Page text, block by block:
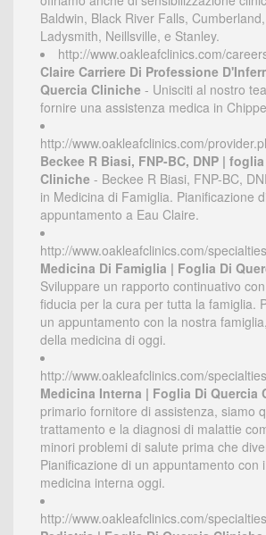
Baldwin, Black River Falls,
Ladysmith, Neillsville, e Stanley.
http://www.oakleafclinics.com/
Claire Carriere Di Professione
Quercia Cliniche - Unisciti al nostro
fornire una assistenza medica in
http://www.oakleafclinics.com/
Beckee R Biasi, FNP-BC, DNP |
Cliniche - Beckee R Biasi, FNP-BC,
in Medicina di Famiglia. Pianificazione
appuntamento a Eau Claire.
http://www.oakleafclinics.com/
Medicina Di Famiglia | Foglia Di
Sviluppare un rapporto continuativo
fiducia per la cura per tutta la famiglia.
un appuntamento con la nostra
della medicina di oggi.
http://www.oakleafclinics.com/
Medicina Interna | Foglia Di Quercia
primario fornitore di assistenza, siamo
trattamento e la diagnosi di malattie
minori problemi di salute prima che
Pianificazione di un appuntamento con
medicina interna oggi.
http://www.oakleafclinics.com/